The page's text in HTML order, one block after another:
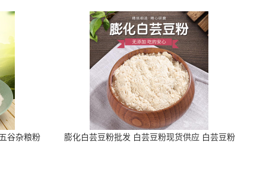
谷杂粮粉
膨化白芸豆粉批发 白芸豆粉现货供应 白芸豆粉